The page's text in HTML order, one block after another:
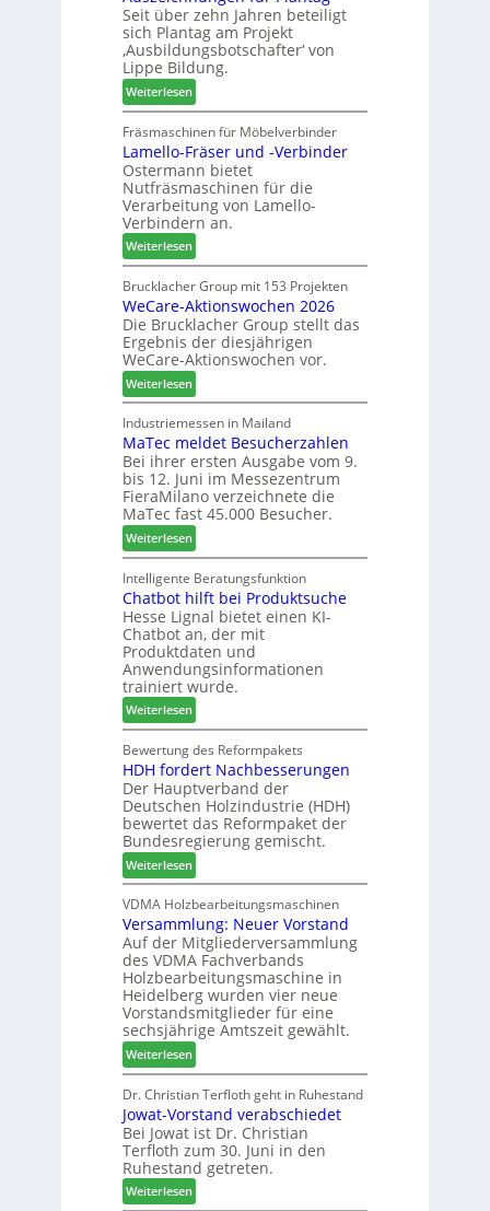
m
e
n
t
m
T
r
e
f
f
e
i
n
t
i
n
:
N
e
u
e
r
G
e
s
c
h
ä
f
t
s
f
ü
h
r
e
r
Seit über zehn Jahren beteiligt
sich Plantag am Projekt
‚Ausbildungsbotschafter‘ von
Lippe Bildung.
Weiterlesen:
A
u
s
z
e
i
c
h
n
u
n
g
e
n
f
ü
r
P
l
a
n
t
a
g
Fräsmaschinen für Möbelverbinder
Lamello-Fräser und -Verbinder
Ostermann bietet
Nutfräsmaschinen für die
Verarbeitung von Lamello-
Verbindern an.
Weiterlesen:
L
a
m
e
l
l
o
-
F
r
ä
s
e
r
u
n
d
-
V
e
r
b
i
n
e
r
Brucklacher Group mit 153 Projekten
WeCare-Aktionswochen 2026
Die Brucklacher Group stellt das
Ergebnis der diesjährigen
WeCare-Aktionswochen vor.
Weiterlesen:
W
e
C
a
r
e
-
A
k
t
i
o
n
s
w
o
c
h
e
n
2
0
2
6
Industriemessen in Mailand
MaTec meldet Besucherzahlen
Bei ihrer ersten Ausgabe vom 9.
bis 12. Juni im Messezentrum
FieraMilano verzeichnete die
MaTec fast 45.000 Besucher.
Weiterlesen:
M
a
T
e
c
m
e
l
d
e
t
B
e
s
u
c
h
r
z
a
h
l
e
n
Intelligente Beratungsfunktion
Chatbot hilft bei Produktsuche
Hesse Lignal bietet einen KI-
Chatbot an, der mit
Produktdaten und
Anwendungsinformationen
trainiert wurde.
Weiterlesen:
C
h
a
t
b
o
t
h
i
l
t
b
e
i
P
r
o
u
k
t
s
u
c
Bewertung des Reformpakets
HDH fordert Nachbesserungen
Der Hauptverband der
Deutschen Holzindustrie (HDH)
bewertet das Reformpaket der
Bundesregierung gemischt.
Weiterlesen:
H
D
H
f
o
r
d
e
r
t
N
a
c
h
b
e
s
VDMA Holzbearbeitungsmaschinen
Versammlung: Neuer Vorstand
Auf der Mitgliederversammlung
des VDMA Fachverbands
Holzbearbeitungsmaschine in
Heidelberg wurden vier neue
Vorstandsmitglieder für eine
sechsjährige Amtszeit gewählt.
Weiterlesen:
V
e
r
s
a
m
m
Dr. Christian Terfloth geht in Ruhestand
Jowat-Vorstand verabschiedet
Bei Jowat ist Dr. Christian
Terfloth zum 30. Juni in den
Ruhestand getreten.
Weiterlesen: